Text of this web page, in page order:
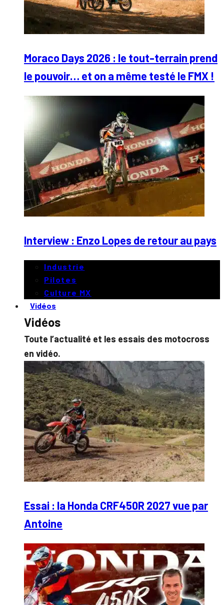
Moraco Days 2026 : le tout-terrain prend
le pouvoir… et on a même testé le FMX !
Interview : Enzo Lopes de retour au pays
Industrie
Pilotes
Culture MX
Vidéos
Vidéos
Toute l’actualité et les essais des motocross
en vidéo.
Essai : la Honda CRF450R 2027 vue par
Antoine